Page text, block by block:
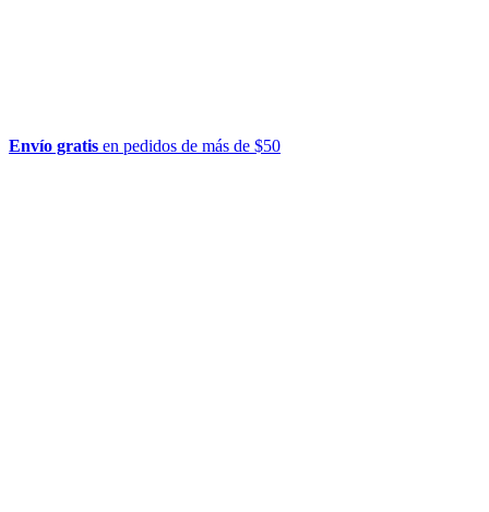
Envío gratis en pedidos de más de $50